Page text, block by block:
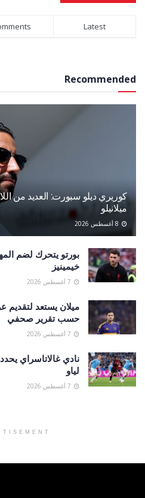
Alternative:
Latest
Recommended
كوريري ديلو سبورت: العديد من
ميلانيلو
بورتو يتحرك لضم
خيمينيز
ميلان يستعد
حسب تقرير صحفي
لياو